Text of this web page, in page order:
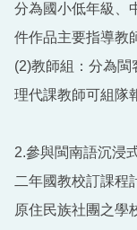
分為國小低年級、
件作品主要指導教
(2)教師組：分為
理代課教師可組隊
2.參與閩南語沉浸
二年國教校訂課程
原住民族社團之學